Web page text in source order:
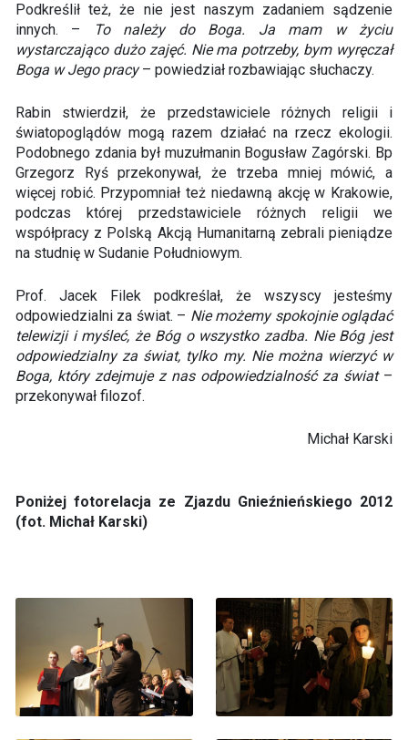
Podkreślił też, że nie jest naszym zadaniem sądzenie
innych. –
To należy do Boga. Ja mam w życiu
wystarczająco dużo zajęć. Nie ma potrzeby, bym wyręczał
Boga w Jego pracy– powiedział rozbawiając słuchaczy.
Rabin stwierdził, że przedstawiciele różnych religii i
światopoglądów mogą razem działać na rzecz ekologii.
Podobnego zdania był muzułmanin Bogusław Zagórski. Bp
Grzegorz Ryś przekonywał, że trzeba mniej mówić, a
więcej robić. Przypomniał też niedawną akcję w Krakowie,
podczas której przedstawiciele różnych religii we
współpracy z Polską Akcją Humanitarną zebrali pieniądze
na studnię w Sudanie Południowym.
Prof. Jacek Filek podkreślał, że wszyscy jesteśmy
odpowiedzialni za świat. – Nie możemy spokojnie oglądać
telewizji i myśleć, że Bóg o wszystko zadba. Nie Bóg jest
odpowiedzialny za świat, tylko my. Nie można wierzyć w
Boga, który zdejmuje z nas odpowiedzialność za świat–
przekonywał filozof.
Michał Karski
Poniżej fotorelacja ze Zjazdu Gnieźnieńskiego 2012
(fot. Michał Karski)